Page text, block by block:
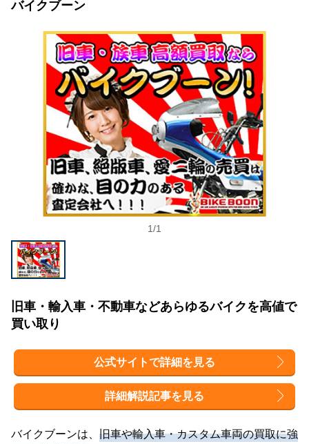
バイクブーン
1/1
旧車・輸入車・不動車などあらゆるバイクを高値で
買い取り
公式サイトで詳細を見る
詳細解説記事を見る
バイクブーンは、 旧車や輸入車・カスタム車両の買取に強